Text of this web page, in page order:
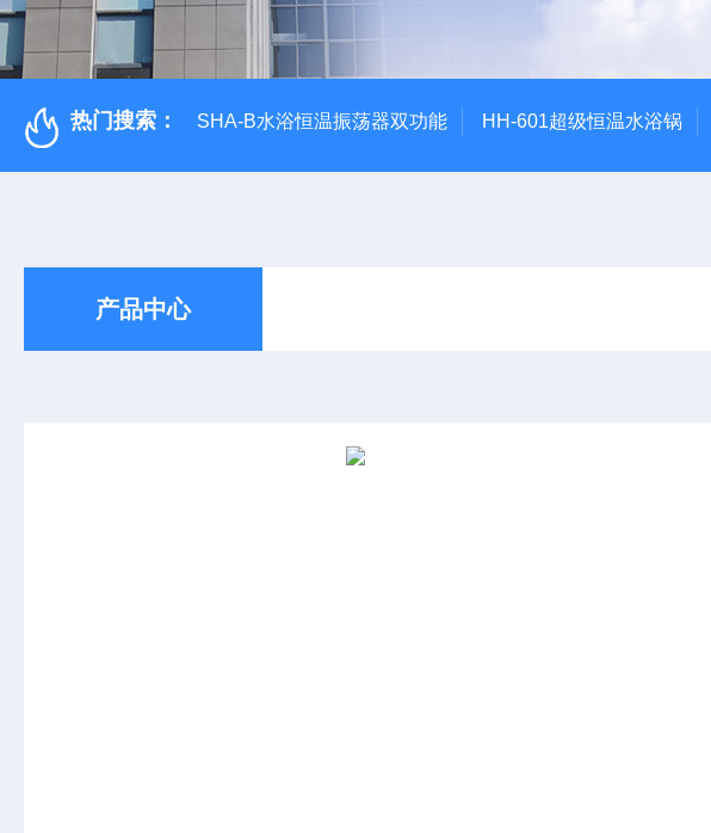
热门搜索： SHA-B水浴恒温振荡器双功能 HH-601超级恒温水浴锅
产品中心